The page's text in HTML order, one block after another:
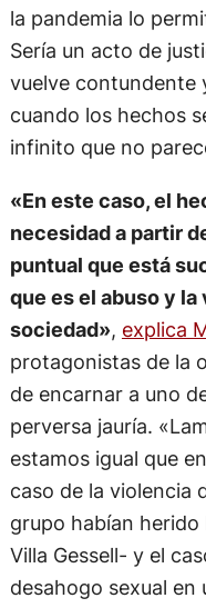
la pandemia lo
Sería un acto de
vuelve contundente
cuando los hechos
infinito que no
«En este caso, el
necesidad a partir
puntual que está
que es el abuso y
sociedad», explica
protagonistas de la
de encarnar a uno
perversa jauría.
estamos igual que
caso de la violencia
grupo habían
Villa Gessell- y el
desahogo sexual en